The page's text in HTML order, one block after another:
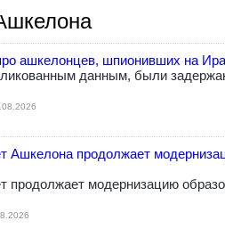
ашкелонцев, шпионивших на
данным, были
Ашкелона продолжает
продолжает модернизацию